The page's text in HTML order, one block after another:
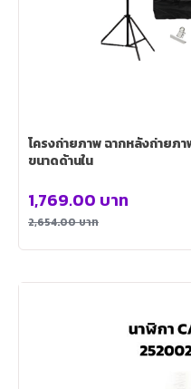
โครงถ่ายภาพ ฉากหลังถ่ายภ
ขนาดด้านใน
2,654.00บาท
1,769.00 บาท